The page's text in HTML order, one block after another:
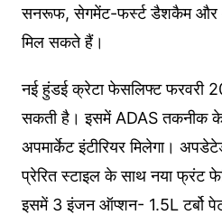
सनरूफ, सेगमेंट-फर्स्ट डैशकैम और
मिल सकते हैं।
नई हुंडई क्रेटा फेसलिफ्ट फरवरी
सकती है। इसमें ADAS तकनीक
अपमार्केट इंटीरियर मिलेगा।
प्रेरित स्टाइल के साथ नया फ्रंट
इसमें 3 इंजन ऑप्शन- 1.5L टर्बो